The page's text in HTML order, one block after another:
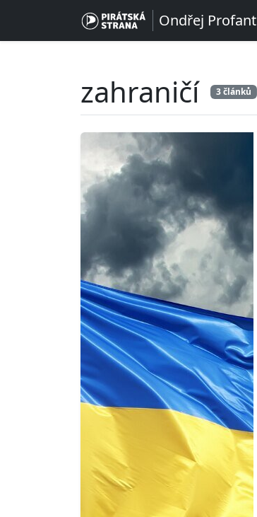
Ondřej Profant
zahraničí 3 článků